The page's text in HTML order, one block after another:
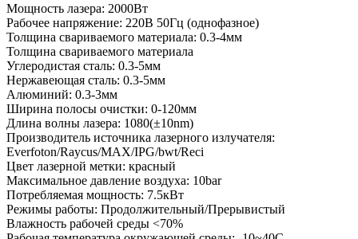
Мощность лазера: 2000Вт
Рабочее напряжение: 220В 50Гц (однофазное)
Толщина свариваемого материала: 0.3-4мм
Толщина свариваемого материала
Углеродистая сталь: 0.3-5мм
Нержавеющая сталь: 0.3-5мм
Алюминий: 0.3-3мм
Ширина полосы очистки: 0-120мм
Длина волны лазера: 1080(±10nm)
Производитель источника лазерного излучателя:
Everfoton/Raycus/MAX/IPG/bwt/Reci
Цвет лазерной метки: красный
Максимальное давление воздуха: 10bar
Потребляемая мощность: 7.5кВт
Режимы работы: Продолжительный/Прерывистый
Влажность рабочей среды <70%